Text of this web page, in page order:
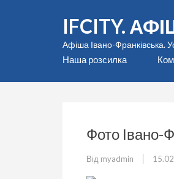
IFCITY.
Афіша Івано-Франківська.
Наша розсилка
Фото Івано-
Від myadmin